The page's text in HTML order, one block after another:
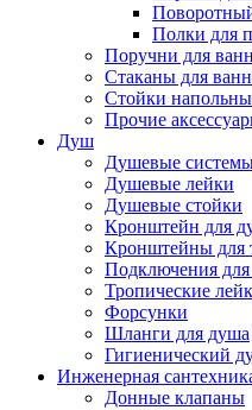
Полки для
Поручни для
Стаканы для
Стойки
Прочие
Душ
Душевые
Душевые лейки
Душевые стойки
Кронштейн для
Кронштейны для
Подключения
Тропические
Форсунки
Шланги для душа
Гигиенический
Инженерная
Донные клапаны